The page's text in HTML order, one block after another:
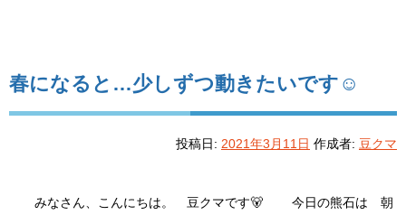
春になると…少しずつ動きたいです☺
投稿日: 2021年3月11日 作成者: 豆クマ
みなさん、こんにちは。 豆クマです🐻 今日の熊石は 朝